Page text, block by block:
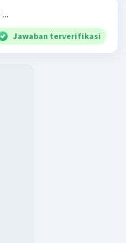
luas. Karena
menolong,
Jawaban terverifikasi